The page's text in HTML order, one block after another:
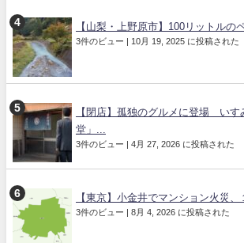
【山梨・上野原市】100リットルの
3件のビュー | 10月 19, 2025 に投稿された
【閉店】孤独のグルメに登場 いす
堂」...
3件のビュー | 4月 27, 2026 に投稿された
【東京】小金井でマンション火災
3件のビュー | 8月 4, 2026 に投稿された